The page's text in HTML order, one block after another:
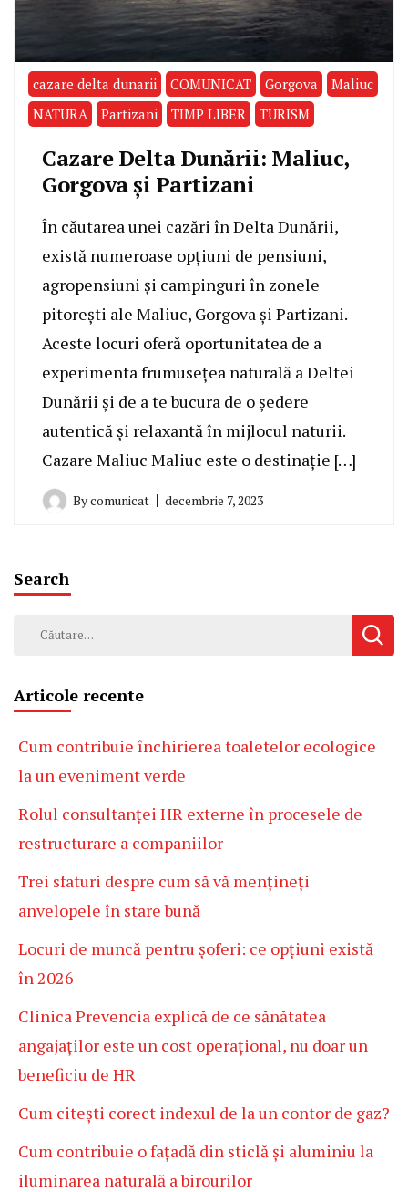
cazare delta dunarii COMUNICAT Gorgova
Maliuc
NATURA
Partizani TIMP LIBER TURISM
Cazare Delta Dunării: Maliuc,
Gorgova și Partizani
În căutarea unei cazări în Delta Dunării,
există numeroase opțiuni de pensiuni,
agropensiuni și campinguri în zonele
pitorești ale Maliuc, Gorgova și Partizani.
Aceste locuri oferă oportunitatea de a
experimenta frumusețea naturală a Deltei
Dunării și de a te bucura de o ședere
autentică și relaxantă în mijlocul naturii.
Cazare Maliuc Maliuc este o destinație […]
Bycomunicat decembrie 7, 2023
Search
Caută
Articole recente
Cum contribuie închirierea toaletelor ecologice
la un eveniment verde
Rolul consultanței HR externe în procesele de
restructurare a companiilor
Trei sfaturi despre cum să vă mențineți
anvelopele în stare bună
Locuri de muncă pentru șoferi: ce opțiuni există
în 2026
Clinica Prevencia explică de ce sănătatea
angajaților este un cost operațional, nu doar un
beneficiu de HR
Cum citești corect indexul de la un contor de gaz?
Cum contribuie o fațadă din sticlă și aluminiu la
iluminarea naturală a birourilor